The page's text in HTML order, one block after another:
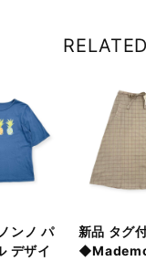
ンノ パ
デザイ
新品 タグ